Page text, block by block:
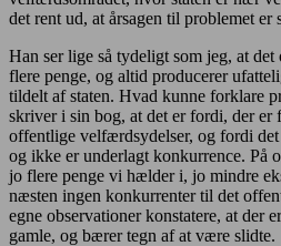
det rent ud, at årsagen til problemet er
Han ser lige så tydeligt som jeg, at
flere penge, og altid producerer
tildelt af staten. Hvad kunne forklare
skriver i sin bog, at det er fordi, der er
offentlige velfærdsydelser, og fordi
og ikke er underlagt konkurrence. På
jo flere penge vi hælder i, jo mindre
næsten ingen konkurrenter til det
egne observationer konstatere, at der
gamle, og bærer tegn af at være slidte.